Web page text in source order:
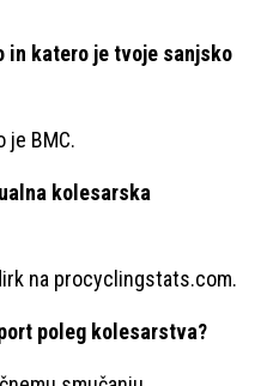
in katero je tvoje sanjsko
je BMC.
kolesarska
na procyclingstats.com.
poleg kolesarstva?